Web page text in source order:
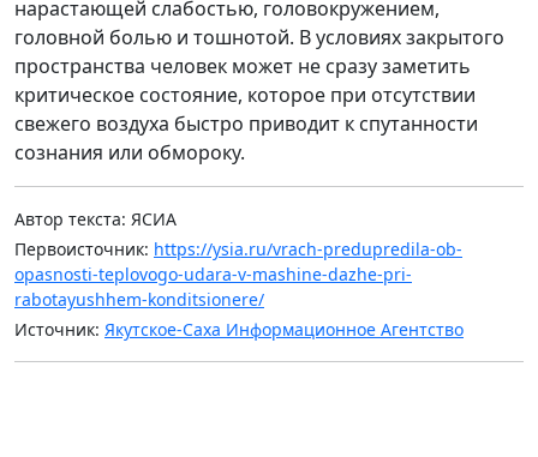
нарастающей слабостью, головокружением,
головной болью и тошнотой. В условиях закрытого
пространства человек может не сразу заметить
критическое состояние, которое при отсутствии
свежего воздуха быстро приводит к спутанности
сознания или обмороку.
Автор текста: ЯСИА
Первоисточник: https://ysia.ru/vrach-predupredila-ob-
opasnosti-teplovogo-udara-v-mashine-dazhe-pri-
rabotayushhem-konditsionere/
Источник: Якутское-Саха Информационное Агентство